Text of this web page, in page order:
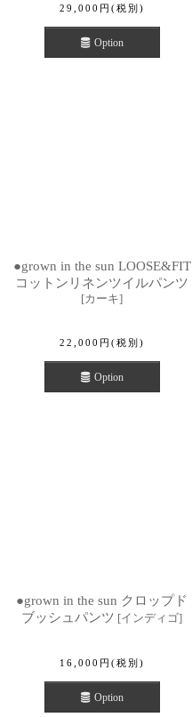
29,000 円 (税別)
Option
●grown in the sun LOOSE&FIT
コットンリネンツイルパンツ
[カーキ]
22,000 円 (税別)
Option
●grown in the sun クロップド
ブッシュパンツ [インディゴ]
16,000 円 (税別)
Option